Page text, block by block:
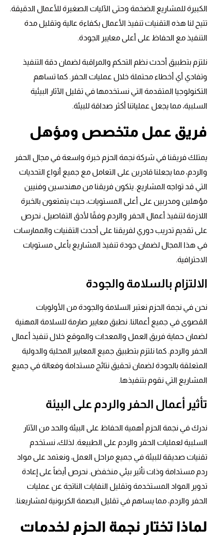
الكبيرة للمشاريع الضخمة وحتى الآليات الصغيرة للأعمال الدقيقة.
تتيح لنا هذه التقنيات تنفيذ الأعمال بكفاءة عالية وتقليل مدة
التنفيذ مع الحفاظ على أعلى معايير الجودة.
نلتزم بتطبيق أحدث نظم التحكم والمراقبة لضمان دقة التنفيذ
وتفادي أي أخطاء محتملة خلال عمليات الحفر. كما تساهم
التكنولوجيا المتقدمة التي نستخدمها في تقليل الآثار البيئية
السلبية، مما يجعل عملياتنا أكثر صداقة للبيئة.
فريق عمل متخصص ومؤهل
يمتلك فريقنا في شركة نجمة الحزم خبرة واسعة في مجال الحفر
والردم، مما يجعلنا قادرين على التعامل مع جميع أنواع التحديات
التي قد تواجه المشاريع. يتكون فريقنا من مهندسين وفنيين
مؤهلين ومدربين على أعلى المستويات، حيث يتمتعون بالخبرة
اللازمة لتنفيذ أعمال الحفر والردم وفقًا لأدق التفاصيل. نحرص
على تقديم تدريب دوري لفريقنا على أحدث التقنيات والممارسات
في هذا المجال لضمان جودة تنفيذ المشاريع بأعلى مستويات
الاحترافية.
الالتزام بالسلامة والجودة
نحن في نجمة الحزم نعتبر السلامة والجودة من الأولويات
القصوى في جميع أعمالنا. نطبق معايير صارمة للسلامة المهنية
لضمان حماية فريق العمل والمعدات والموقع خلال تنفيذ أعمال
الحفر والردم. كما نلتزم بتطبيق جميع المعايير المحلية والدولية
المتعلقة بالجودة لضمان تحقيق نتائج مستدامة وفعالة في جميع
المشاريع التي نقوم بتنفيذها.
تأثير أعمال الحفر والردم على البيئة
ندرك في نجمة الحزم أهمية الحفاظ على البيئة والحد من الآثار
السلبية لعمليات الحفر والردم على الطبيعة. لذلك، نستخدم
تقنيات صديقة للبيئة في جميع مراحل العمل، ونعتمد على مواد
ردم مستدامة وذات تأثير بيئي منخفض. نحرص أيضاً على إعادة
تدوير المواد المستخدمة وتقليل النفايات الناتجة عن عمليات
الحفر والردم، مما يساهم في تقليل البصمة الكربونية لمشاريعنا.
لماذا تختار نجمة الحزم لخدمات